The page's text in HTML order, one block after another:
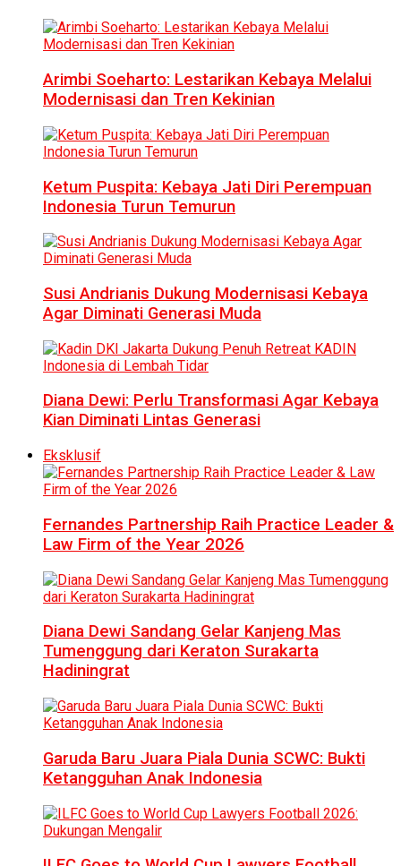
Arimbi Soeharto: Lestarikan Kebaya Melalui
Modernisasi dan Tren Kekinian
Ketum Puspita: Kebaya Jati Diri Perempuan
Indonesia Turun Temurun
Susi Andrianis Dukung Modernisasi Kebaya
Agar Diminati Generasi Muda
Diana Dewi: Perlu Transformasi Agar Kebaya
Kian Diminati Lintas Generasi
Eksklusif
Fernandes Partnership Raih Practice Leader &
Law Firm of the Year 2026
Diana Dewi Sandang Gelar Kanjeng Mas
Tumenggung dari Keraton Surakarta
Hadiningrat
Garuda Baru Juara Piala Dunia SCWC: Bukti
Ketangguhan Anak Indonesia